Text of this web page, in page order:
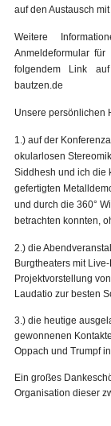
auf den Austausch
Weitere
Anmeldeformular
folgendem Link
bautzen.de
Unsere persönlichen
1.) auf der
okularlosen
Siddhesh und ich die
gefertigten
und durch die 360°
betrachten konnten,
2.) die
Burgtheaters mit
Projektvorstellung
Laudatio zur besten
3.) die heutige
gewonnenen
Oppach und Trumpf
Ein großes
Organisation dieser